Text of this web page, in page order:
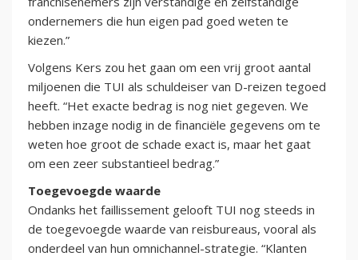
ondernemers die hun eigen pad goed weten te
kiezen.”
Volgens Kers zou het gaan om een vrij groot aantal
miljoenen die TUI als schuldeiser van D-reizen tegoed
heeft. “Het exacte bedrag is nog niet gegeven. We
hebben inzage nodig in de financiële gegevens om te
weten hoe groot de schade exact is, maar het gaat
om een zeer substantieel bedrag.”
Toegevoegde waarde
Ondanks het faillissement gelooft TUI nog steeds in
de toegevoegde waarde van reisbureaus, vooral als
onderdeel van hun omnichannel-strategie. “Klanten